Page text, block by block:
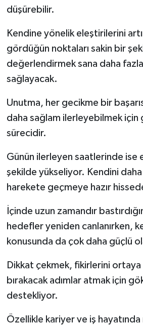
düşürebilir.
Kendine yönelik eleştirilerini
gördüğün noktaları sakin bir
değerlendirmek sana daha
sağlayacak.
Unutma, her gecikme bir
daha sağlam ilerleyebilmek için
sürecidir.
Günün ilerleyen saatlerinde ise
şekilde yükseliyor. Kendini daha
harekete geçmeye hazır
İçinde uzun zamandır
hedefler yeniden canlanırken,
konusunda da çok daha güçlü
Dikkat çekmek, fikirlerini ortaya
bırakacak adımlar atmak için
destekliyor.
Özellikle kariyer ve iş